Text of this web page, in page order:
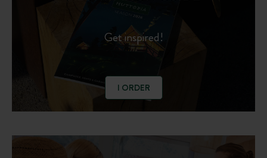
Get inspired!
I ORDER